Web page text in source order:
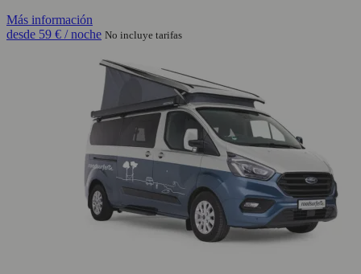
Más información
desde 59 € / noche No incluye tarifas